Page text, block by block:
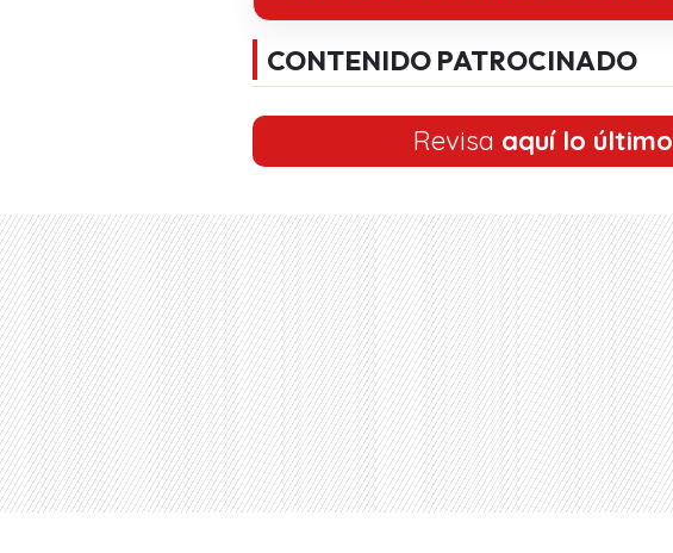
CONTENIDO PATROCINADO
Revisa aquí lo último